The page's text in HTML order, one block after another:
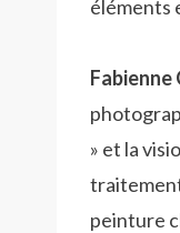
éléments
Fabienne
» et la
peinture